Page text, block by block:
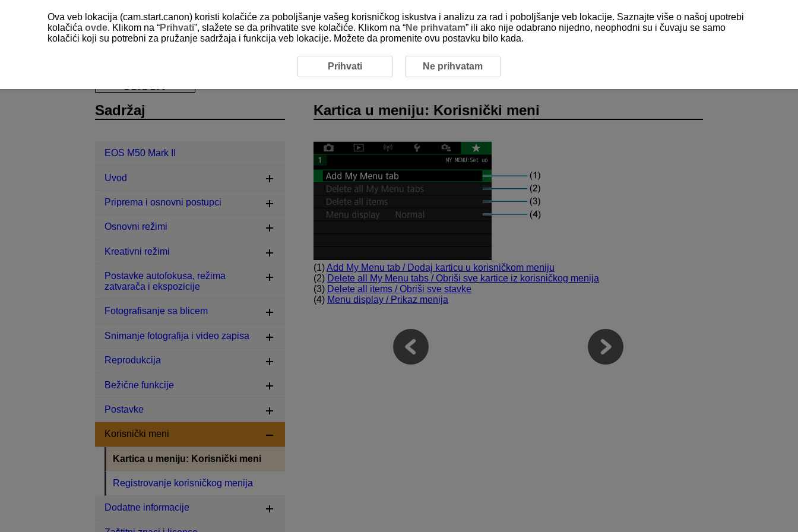
Kartica u meniju: Korisnički meni
Kartica u meniju: Korisnički meni
(1)Add My Menu tab / Dodaj karticu u korisničkom meniju
(2) Delete all My Menu tabs / Obriši sve kartice iz korisničkog menija
(3) Delete all items / Obriši sve stavke
(4) Menu display / Prikaz menija
Sadržaj
EOS M50 Mark II
Uvod
Priprema i osnovni postupci
Osnovni režimi
Kreativni režimi
Postavke autofokusa, režima
zatvarača i ekspozicije
Fotografisanje sa blicem
Snimanje fotografija i video zapisa
Reprodukcija
Bežične funkcije
Postavke
Korisnički meni
Kartica u meniju: Korisnički meni
Registrovanje korisničkog menija
Dodatne informacije
Ova veb lokacija (cam.start.canon) koristi kolačiće za poboljšanje vašeg korisničkog iskustva i analizu za rad i poboljšanje veb lokacije. Saznajte više o našoj upotrebi
kolačića ovde. Klikom na “Prihvati”, slažete se da prihvatite sve kolačiće. Klikom na “Ne prihvatam” ili ako nije odabrano nijedno, neophodni su i čuvaju se samo
kolačići koji su potrebni za pružanje sadržaja i funkcija veb lokacije. Možete da promenite ovu postavku bilo kada.
Prihvati Ne prihvatam